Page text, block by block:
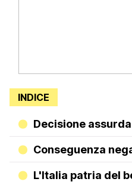
INDICE
Decisione
Conseguenza
L'Italia patria del